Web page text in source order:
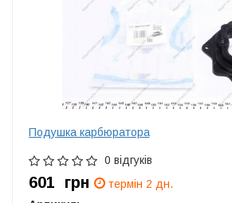
Подушка карбюратора
0 відгуків
601 грн
термін 2 дн.